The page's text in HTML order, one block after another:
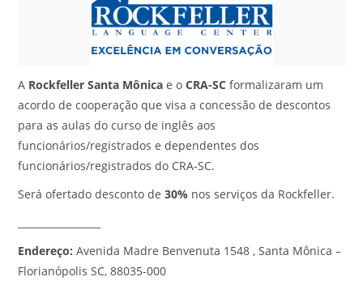
A Rockfeller Santa Mônica e oCRA-SC formalizaram um
acordo de cooperação que visa a concessão de descontos
para as aulas do curso de inglês aos
funcionários/registrados e dependentes dos
funcionários/registrados do CRA-SC.
Será ofertado desconto de30% nos serviços da Rockfeller.
Endereço: Avenida Madre Benvenuta 1548 , Santa Mônica –
Florianópolis SC, 88035-000